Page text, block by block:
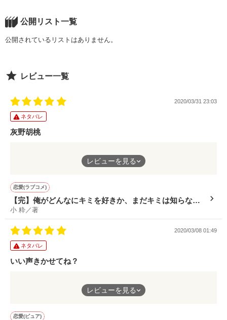
羊をめぐる攻防戦
眠れないなら羊をかぞえて
(居場所を見つけた孤独な獣
ただひたすらに羊を愛でる)
『世界で一番幸せになって』
『ずっと笑っていて』
＊＊＊
大切な人の最期の願い
少し冷たいけど優しい人です」
最近なぜか抱きしめたくなる」
ﾟ･*:.｡.＊.:*･ﾟ.:*･ﾟ＊
時間にシビアでストイックな彼と
正反対に見えるけど
｢……誰にもやらねーよ｣
｢俺、相当お前のこと好きみたい。
｢何言ってるんですか!?｣
♡
天真爛漫鈍感ガール
×
「一体何してるんですか？」
「ここ、校門前です!!人めっちゃいます!!」
公開リスト一覧
公開されているリストはありません。
レビュー一覧
2020/03/31 23:03
ネタバレ
灰野胡桃
実は元カノ元カレ関係のおふたりさん
灰野くんはひねくれカーブだけど藍田さんにしっかり投球
周りに見守られ煽られ引っ掻き回され
そんなふたりのじれったい恋の行方は……？
灰野くんがとてつもなく可愛い……！
胡桃ちゃんのこととなると、窓ガラスかち割るくらいの緊張し
い。
はらはらふたりを見守っている中でようやく聞けた、灰野くんか
レビューを見る
恋愛(ラブコメ)
【完】俺がどんなにキミを好きか、まだキミは知らな
い。
小 粋／著
2020/03/08 01:49
ネタバレ
いい声きかせてね？
軟派なイケメン駆くん。
おっとり美少女今宵ちゃん。
い……。
レビューを見る
恋愛(ピュア)